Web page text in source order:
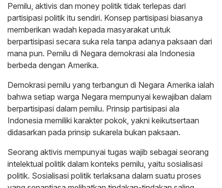
Pemilu, aktivis dan money politik tidak terlepas dari
partisipasi politik itu sendiri. Konsep partisipasi biasanya
memberikan wadah kepada masyarakat untuk
berpartisipasi secara suka rela tanpa adanya paksaan dari
mana pun. Pemilu di Negara demokrasi ala Indonesia
berbeda dengan Amerika.
Demokrasi pemilu yang terbangun di Negara Amerika ialah
bahwa setiap warga Negara mempunyai kewajiban dalam
berpartisipasi dalam pemilu. Prinsip partisipasi ala
Indonesia memiliki karakter pokok, yakni keikutsertaan
didasarkan pada prinsip sukarela bukan paksaan.
Seorang aktivis mempunyai tugas wajib sebagai seorang
intelektual politik dalam konteks pemilu, yaitu sosialisasi
politik. Sosialisasi politik terlaksana dalam suatu proses